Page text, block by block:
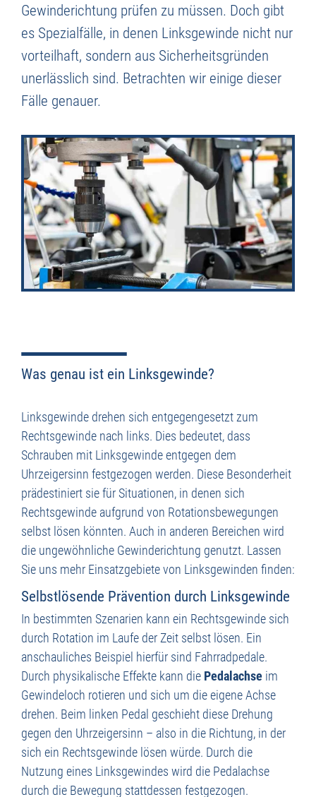
Gewinderichtung prüfen zu müssen. Doch gibt
es Spezialfälle, in denen Linksgewinde nicht nur
vorteilhaft, sondern aus Sicherheitsgründen
unerlässlich sind. Betrachten wir einige dieser
Fälle genauer.
Was genau ist ein Linksgewinde?
Linksgewinde drehen sich entgegengesetzt zum
Rechtsgewinde nach links. Dies bedeutet, dass
Schrauben mit Linksgewinde entgegen dem
Uhrzeigersinn festgezogen werden. Diese Besonderheit
prädestiniert sie für Situationen, in denen sich
Rechtsgewinde aufgrund von Rotationsbewegungen
selbst lösen könnten. Auch in anderen Bereichen wird
die ungewöhnliche Gewinderichtung genutzt. Lassen
Sie uns mehr Einsatzgebiete von Linksgewinden finden:
Selbstlösende Prävention durch Linksgewinde
In bestimmten Szenarien kann ein Rechtsgewinde sich
durch Rotation im Laufe der Zeit selbst lösen. Ein
anschauliches Beispiel hierfür sind Fahrradpedale.
Durch physikalische Effekte kann die Pedalachse im
Gewindeloch rotieren und sich um die eigene Achse
drehen. Beim linken Pedal geschieht diese Drehung
gegen den Uhrzeigersinn – also in die Richtung, in der
sich ein Rechtsgewinde lösen würde. Durch die
Nutzung eines Linksgewindes wird die Pedalachse
durch die Bewegung stattdessen festgezogen.